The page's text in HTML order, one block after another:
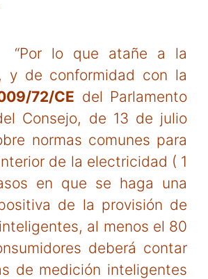
que atañe a la
y de conformidad con la
72/CE del Parlamento
Consejo, de 13 de julio
normas comunes para
de la electricidad ( 1
en que se haga una
de la provisión de
al menos el 80
deberá contar
de medición inteligentes